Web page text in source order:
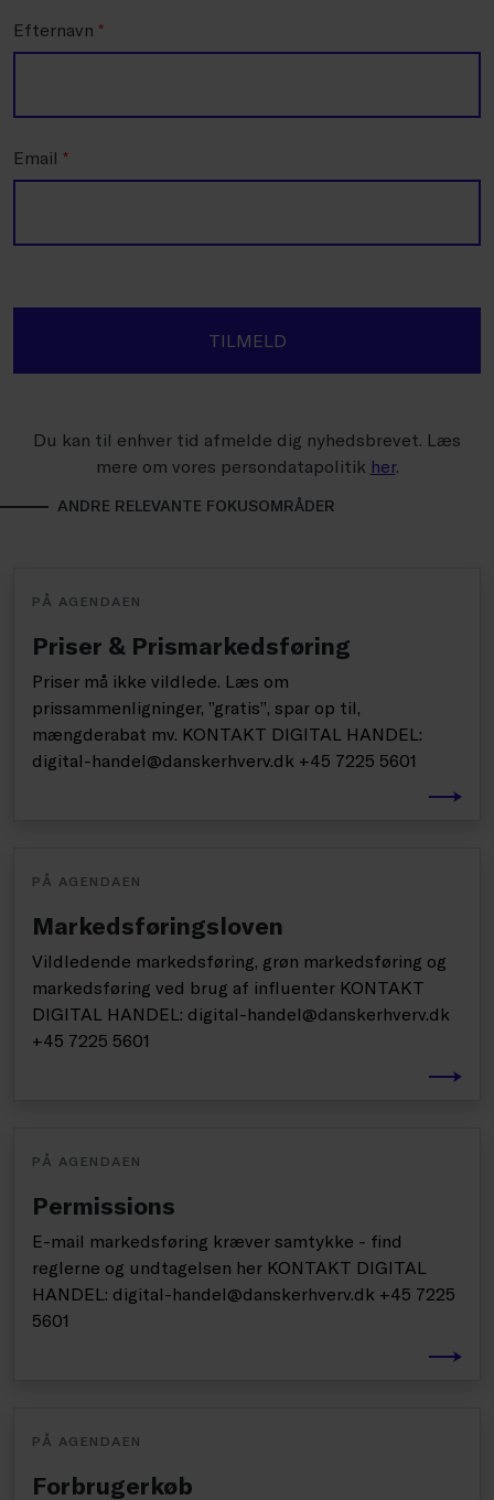
Efternavn *
Email *
TILMELD
Du kan til enhver tid afmelde dig nyhedsbrevet. Læs
mere om vores persondatapolitik her.
ANDRE RELEVANTE FOKUSOMRÅDER
PÅ AGENDAEN
Priser & Prismarkedsføring
Priser må ikke vildlede. Læs om
prissammenligninger, ”gratis”, spar op til,
mængderabat mv. KONTAKT DIGITAL HANDEL:
digital-handel@danskerhverv.dk +45 7225 5601
PÅ AGENDAEN
Markedsføringsloven
Vildledende markedsføring, grøn markedsføring og
markedsføring ved brug af influenter KONTAKT
DIGITAL HANDEL: digital-handel@danskerhverv.dk
+45 7225 5601
PÅ AGENDAEN
Permissions
E-mail markedsføring kræver samtykke - find
reglerne og undtagelsen her KONTAKT DIGITAL
HANDEL: digital-handel@danskerhverv.dk +45 7225
5601
PÅ AGENDAEN
Forbrugerkøb